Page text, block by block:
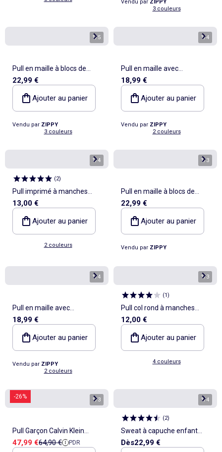
Vendu par ZIPPY
3 couleurs
1/5
Pull en maille à blocs de
couleur
22,99 €
Ajouter au panier
Vendu par ZIPPY
3 couleurs
1/4
Pull en maille avec
extrémités côtelées
18,99 €
Ajouter au panier
Vendu par ZIPPY
2 couleurs
1/4
(2)
Pull imprimé à manches
longues
13,00 €
Ajouter au panier
2 couleurs
1/3
Pull en maille à blocs de
couleur
22,99 €
Ajouter au panier
Vendu par ZIPPY
1/4
Pull en maille avec
extrémités côtelées
18,99 €
Ajouter au panier
Vendu par ZIPPY
2 couleurs
1/3
(1)
Pull col rond à manches
longues uni
12,00 €
Ajouter au panier
4 couleurs
-26% 1/3
Pull Garçon Calvin Klein
Jeans Chest
Prix de vente
47,99 €Prix de référence
64,90 € PDR
1/4
(2)
Sweat à capuche enfant
Gabin
Dès22,99 €